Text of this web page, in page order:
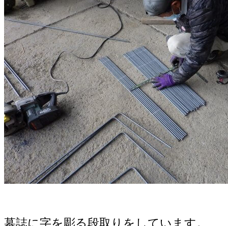
墓誌に字を彫る段取りをしています。